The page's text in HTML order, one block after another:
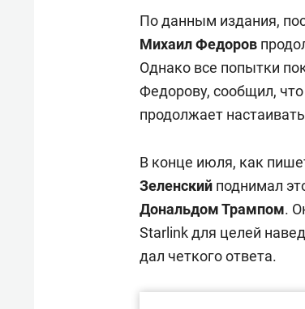
По данным издания,
Михаил Федоров
Однако все попытки
Федорову, сообщил,
продолжает
В конце июля, как
Зеленский поднимал
Дональдом Трампом.
Starlink для целей
дал четкого ответа.